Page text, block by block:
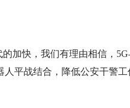
加快，我们有理由相信，
平战结合，降低公安干警